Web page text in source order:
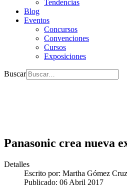
Tendencias
Blog
Eventos
Concursos
Convenciones
Cursos
Exposiciones
Buscar
Panasonic crea nueva
Detalles
Escrito por: Martha Gómez Cruz
Publicado: 06 Abril 2017